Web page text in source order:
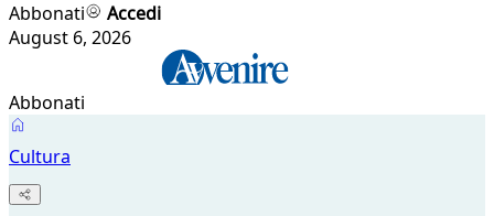
Abbonati
Accedi
August 6, 2026
Abbonati
Cultura